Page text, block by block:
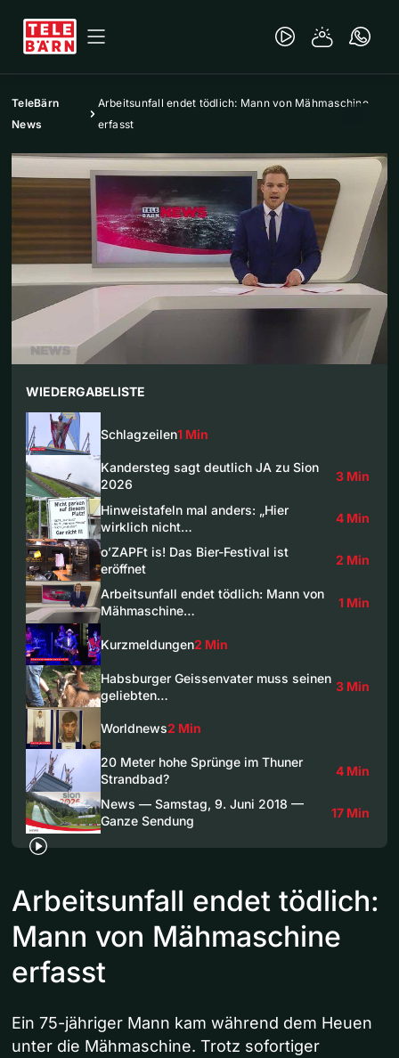
TeleBärn
News
Arbeitsunfall endet tödlich: Mann von Mähmaschine
erfasst
WIEDERGABELISTE
Schlagzeilen1 Min
Kandersteg sagt deutlich JA zu Sion
2026
3 Min
Hinweistafeln mal anders: „Hier
wirklich nicht…
4 Min
o’ZAPFt is! Das Bier-Festival ist
eröffnet
2 Min
Arbeitsunfall endet tödlich: Mann von
Mähmaschine…
1 Min
Kurzmeldungen2 Min
Habsburger Geissenvater muss seinen
geliebten…
3 Min
Worldnews2 Min
20 Meter hohe Sprünge im Thuner
Strandbad?
4 Min
News — Samstag, 9. Juni 2018 —
Ganze Sendung
17 Min
Arbeitsunfall endet tödlich:
Mann von Mähmaschine
erfasst
Ein 75-jähriger Mann kam während dem Heuen
unter die Mähmaschine. Trotz sofortiger